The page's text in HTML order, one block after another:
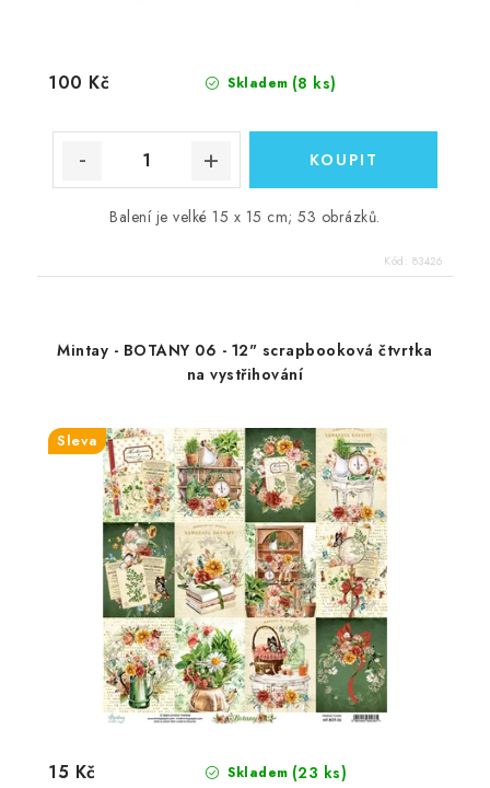
Skladem (8 ks)
100 Kč
Balení je velké 15 x 15 cm; 53 obrázků.
Kód: 83426
Mintay - BOTANY 06 - 12" scrapbooková čtvrtka
na vystřihování
Sleva
Skladem (23 ks)
15 Kč